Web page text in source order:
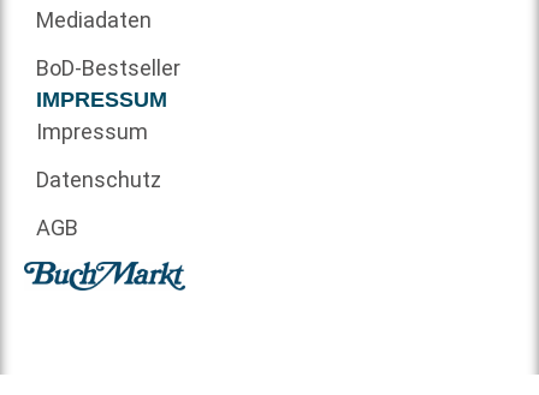
Mediadaten
BoD-Bestseller
IMPRESSUM
Impressum
Datenschutz
AGB